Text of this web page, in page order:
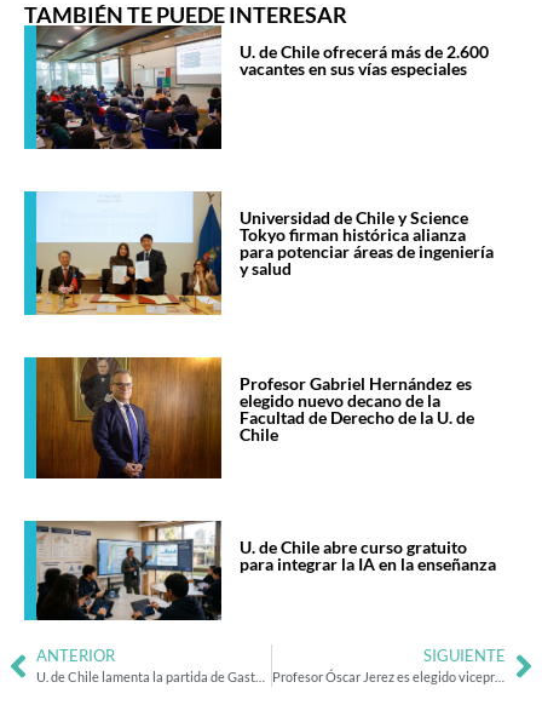
TAMBIÉN TE PUEDE INTERESAR
U. de Chile ofrecerá más de 2.600
vacantes en sus vías especiales
Universidad de Chile y Science
Tokyo firman histórica alianza
para potenciar áreas de ingeniería
y salud
Profesor Gabriel Hernández es
elegido nuevo decano de la
Facultad de Derecho de la U. de
Chile
U. de Chile abre curso gratuito
para integrar la IA en la enseñanza
ANTERIOR SIGUIENTE
Profesor Óscar Jerez es elegido vicepresidente regional de red global para la innovación en docencia universitaria